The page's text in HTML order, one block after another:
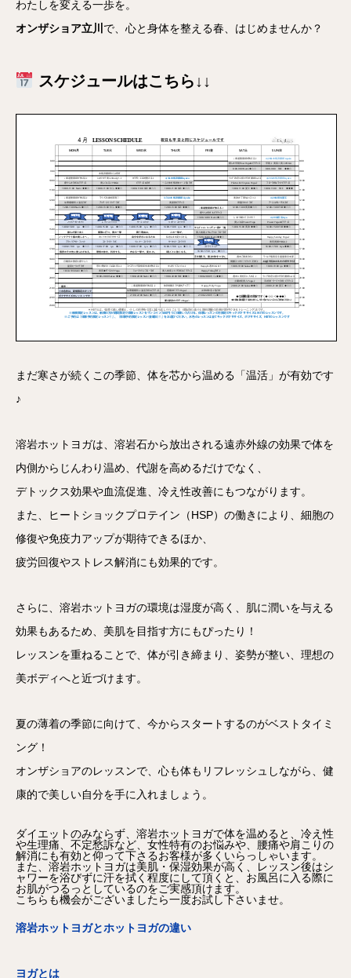
わたしを変える一歩を。
オンザショア立川 で、心と身体を整える春、はじめませんか？
スケジュールはこちら↓↓
まだ寒さが続くこの季節、体を芯から温める「温活」 が有効です
♪
溶岩ホットヨガは、 溶岩石から放出される遠赤外線の効果で体を
内側からじんわり温め、代謝を高めるだけでなく、
デトックス効果や血流促進、冷え性改善にもつながります。
また、ヒートショックプロテイン（HSP）の働きにより、 細胞の
修復や免疫力アップが期待できるほか、
疲労回復やストレス解消にも効果的です。
さらに、溶岩ホットヨガの環境は湿度が高く、 肌に潤いを与える
効果もあるため、美肌を目指す方にもぴったり！
レッスンを重ねることで、体が引き締まり、姿勢が整い、 理想の
美ボディへと近づけます。
夏の薄着の季節に向けて、 今からスタートするのがベストタイミ
ング！
オンザショアのレッスンで、心も体もリフレッシュしながら、 健
康的で美しい自分を手に入れましょう。
ダイエットのみならず、溶岩ホットヨガで体を温めると、 冷え性
や生理痛、不定愁訴など、女性特有のお悩みや、 腰痛や肩こりの
解消にも有効と仰って下さるお客様が多くいらっし ゃいます。
また、溶岩ホットヨガは美肌・保湿効果が高く、
レッスン後はシ
ャワーを浴びずに汗を拭く程度にして頂くと、 お風呂に入る際に
お肌がつるっとしているのをご実感頂けます。
こちらも機会がございましたら一度お試し下さいませ。
溶岩ホットヨガとホットヨガの違い
ヨガとは